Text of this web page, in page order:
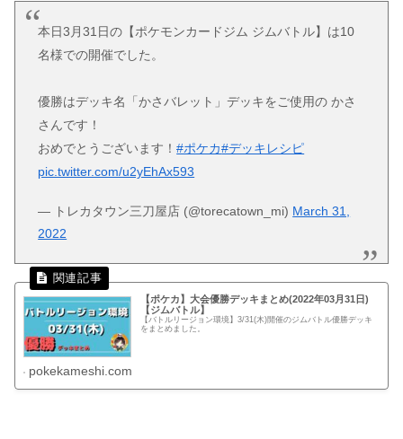
本日3月31日の【ポケモンカードジム ジムバトル】は10
名様での開催でした。
優勝はデッキ名「かさバレット」デッキをご使用の かさ
さんです！
おめでとうございます！#ポケカ#デッキレシピ
pic.twitter.com/u2yEhAx593
— トレカタウン三刀屋店 (@torecatown_mi) March 31,
2022
【ポケカ】大会優勝デッキまとめ(2022年03月31日)
【ジムバトル】
【バトルリージョン環境】3/31(木)開催のジムバトル優勝デッキ
をまとめました。
pokekameshi.com